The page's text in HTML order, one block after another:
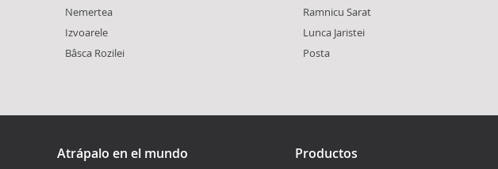
Nemertea
Izvoarele
Bâsca Rozilei
Ramnicu Sarat
Lunca Jaristei
Posta
Atrápalo en el mundo Productos